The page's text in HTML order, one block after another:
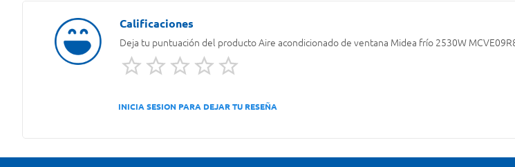
Deja tu puntuación del productoAire acondicionado de ventana Midea frío 2530W
INICIA SESION PARA DEJAR TU RESEÑA